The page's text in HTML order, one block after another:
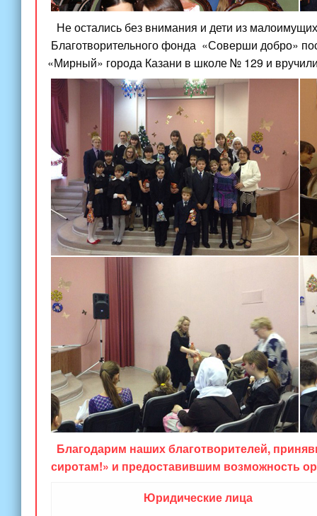
Не остались без внимания и дети из
Благотворительного фонда «Соверши добро»
«Мирный» города Казани в школе № 129 и
Благодарим наших благотворителей,
сиротам!» и предоставившим возможность
Юридические лица